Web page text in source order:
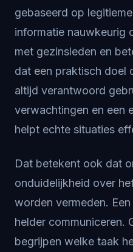
gebaseerd op
informatie nauwkeurig
met gezinsleden en
dat een praktisch doel
altijd verantwoord
verwachtingen en een
helpt echte situaties
Dat betekent ook dat
onduidelijkheid over
worden vermeden.
helder communiceren.
begrijpen welke taak